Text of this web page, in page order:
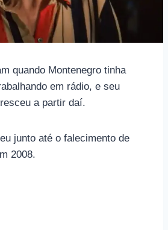
quando Montenegro tinha
em rádio, e seu
a partir daí.
junto até o falecimento de
2008.